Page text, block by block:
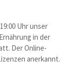
Uhr unser
in der
Der Online-
anerkannt.